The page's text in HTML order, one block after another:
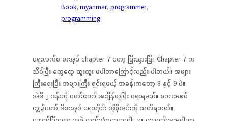
Book, myanmar, programmer
programming
ရေးလက်စ စာအုပ် chapter 7 တော့ ပြီးသွားပြီ။ Chapter 7 က
သိပ်ပြီး ထွေထွေ ထူးထူး မပါတာကြောင့်လည်း ပါတယ်။ အများ
ကြီးရေးပြီး အများကြီး ရှင်းရမယ့် အခန်းကတော့ 8 နှင့် 9 ပဲ။
အဲဒီ ၂ ခန်းကို တော်တော် အချိန်ယူပြီး ရေးရမယ်။ စကားမစပ်
ကျွန်တော် ဒီစာအုပ် ရေးတိုင်း ကိုစိုးမင်းကို သတိရတယ်။